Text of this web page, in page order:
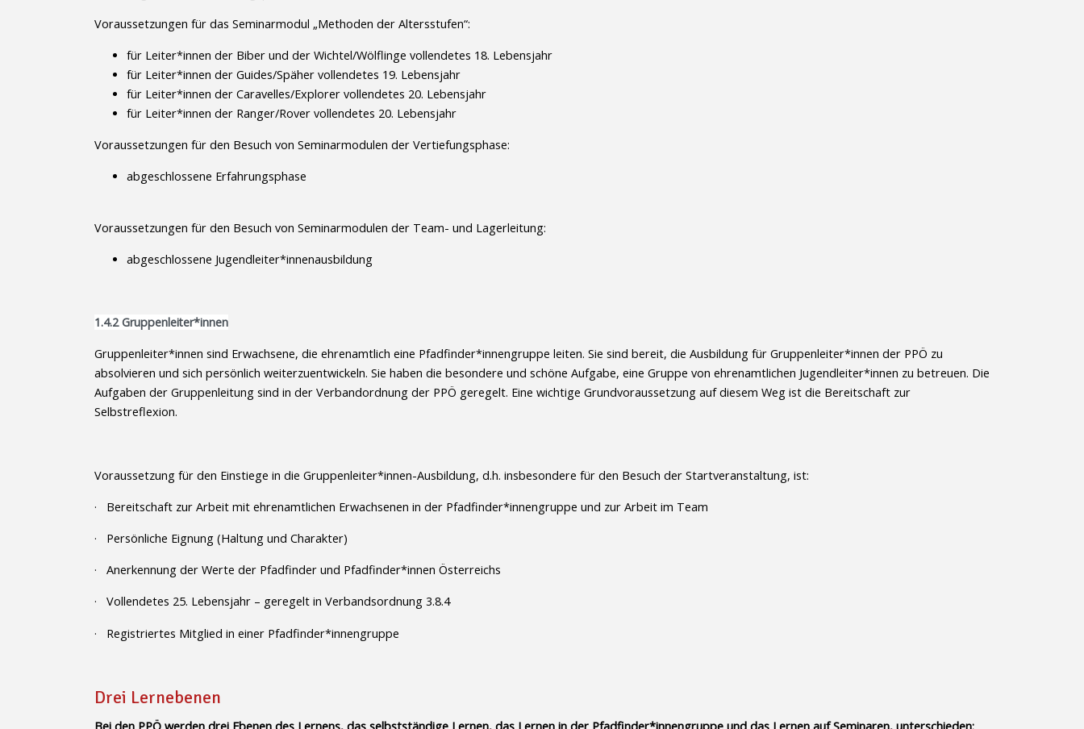
Voraussetzungen für das Seminarmodul „Methoden der Altersstufen“:
für Leiter*innen der Biber und der Wichtel/Wölflinge vollendetes 18. Lebensjahr
für Leiter*innen der Guides/Späher vollendetes 19. Lebensjahr
für Leiter*innen der Caravelles/Explorer vollendetes 20. Lebensjahr
für Leiter*innen der Ranger/Rover vollendetes 20. Lebensjahr
Voraussetzungen für den Besuch von Seminarmodulen der Vertiefungsphase:
abgeschlossene Erfahrungsphase
Voraussetzungen für den Besuch von Seminarmodulen der Team- und Lagerleitung:
abgeschlossene Jugendleiter*innenausbildung
1.4.2 Gruppenleiter*innen
Gruppenleiter*innen sind Erwachsene, die ehrenamtlich eine Pfadfinder*innengruppe leiten. Sie sind bereit, die Ausbildung für Gruppenleiter*innen der PPÖ zu
absolvieren und sich persönlich weiterzuentwickeln. Sie haben die besondere und schöne Aufgabe, eine Gruppe von ehrenamtlichen Jugendleiter*innen zu betreuen. Die
Aufgaben der Gruppenleitung sind in der Verbandordnung der PPÖ geregelt. Eine wichtige Grundvoraussetzung auf diesem Weg ist die Bereitschaft zur
Selbstreflexion.
Voraussetzung für den Einstiege in die Gruppenleiter*innen-Ausbildung, d.h. insbesondere für den Besuch der Startveranstaltung, ist:
· Bereitschaft zur Arbeit mit ehrenamtlichen Erwachsenen in der Pfadfinder*innengruppe und zur Arbeit im Team
· Persönliche Eignung (Haltung und Charakter)
· Anerkennung der Werte der Pfadfinder und Pfadfinder*innen Österreichs
· Vollendetes 25. Lebensjahr – geregelt in Verbandsordnung 3.8.4
· Registriertes Mitglied in einer Pfadfinder*innengruppe
Drei Lernebenen